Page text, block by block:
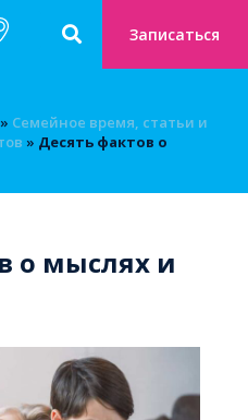
Записаться
» Семейное время, статьи и
» Десять фактов о
о мыслях и